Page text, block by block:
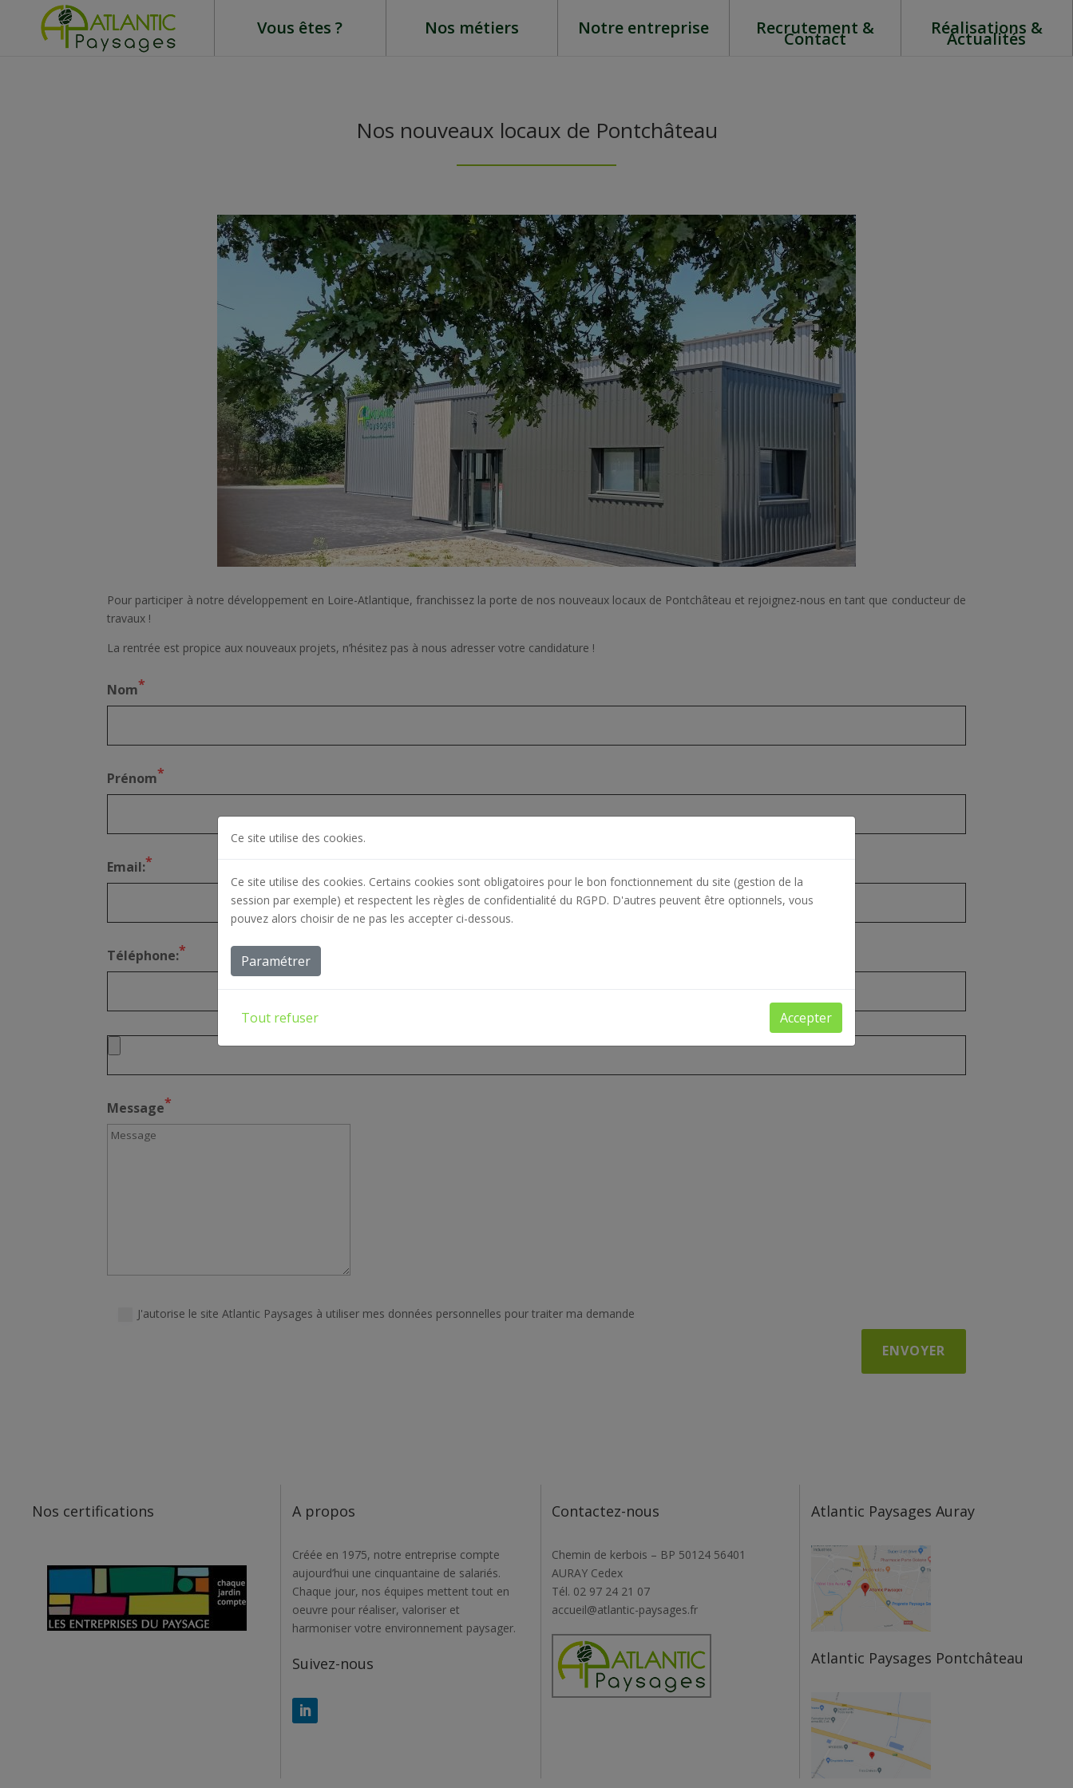
Vous êtes ? Nos métiers Notre entreprise Recrutement &
Contact
Réalisations &
Actualités
Nos nouveaux locaux de Pontchâteau
Pour participer à notre développement en Loire-Atlantique, franchissez la porte de nos nouveaux locaux de Pontchâteau et rejoignez-nous en tant que conducteur de
travaux !
La rentrée est propice aux nouveaux projets, n’hésitez pas à nous adresser votre candidature !
Nom*
Prénom*
Email:*
Téléphone:*
Message*
J'autorise le site Atlantic Paysages à utiliser mes données personnelles pour traiter ma demande
Nos certifications A propos
Créée en 1975, notre entreprise compte
aujourd’hui une cinquantaine de salariés.
Chaque jour, nos équipes mettent tout en
oeuvre pour réaliser, valoriser et
harmoniser votre environnement paysager.
Suivez-nous
Contactez-nous
Chemin de kerbois – BP 50124 56401
AURAY Cedex
Tél. 02 97 24 21 07
accueil@atlantic-paysages.fr
Atlantic Paysages Auray
Atlantic Paysages Pontchâteau
Ce site utilise des cookies.
Ce site utilise des cookies. Certains cookies sont obligatoires pour le bon fonctionnement du site (gestion de la
session par exemple) et respectent les règles de confidentialité du RGPD. D'autres peuvent être optionnels, vous
pouvez alors choisir de ne pas les accepter ci-dessous.
Paramétrer
Tout refuser Accepter